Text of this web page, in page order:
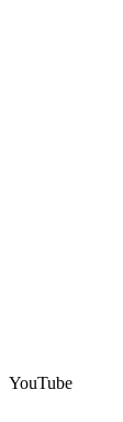
YouTube